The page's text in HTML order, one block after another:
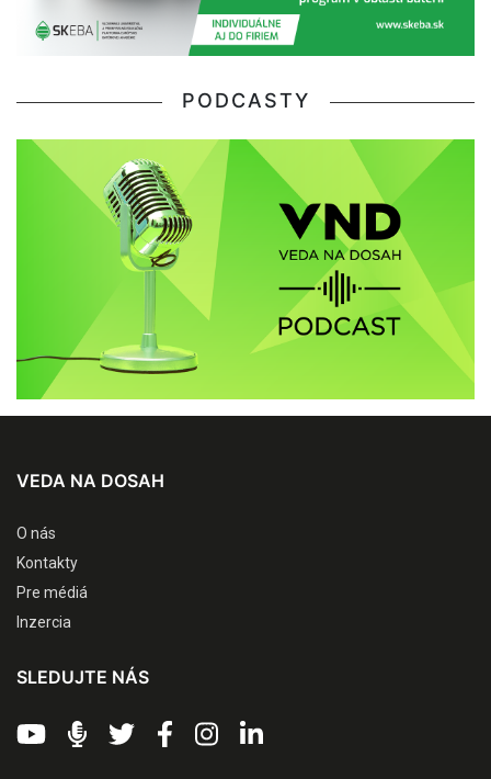
PODCASTY
VEDA NA DOSAH
O nás
Kontakty
Pre médiá
Inzercia
SLEDUJTE NÁS